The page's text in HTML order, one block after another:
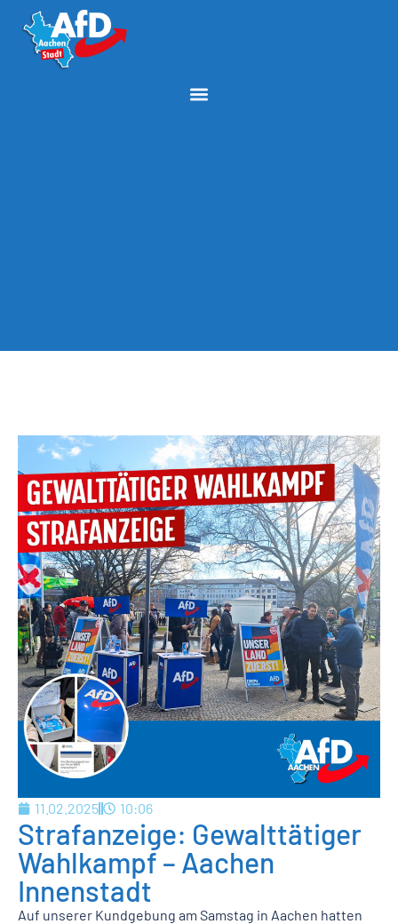
11.02.2025 10:06
Strafanzeige: Gewalttätiger
Wahlkampf – Aachen
Innenstadt
Auf unserer Kundgebung am Samstag in Aachen hatten